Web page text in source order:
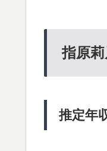
指原
推定年